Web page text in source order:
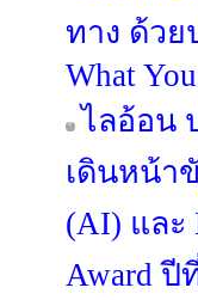
ทาง ด้วย
What
ไลอ้อน
เดินหน้า
(AI) และ
Award ปี